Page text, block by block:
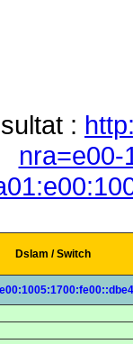
:
nra=e00-
Dslam / Switch